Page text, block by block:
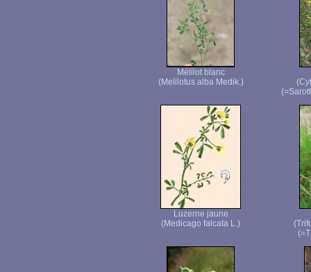
Mélilot blanc
(Melilotus alba Medik.)
Luzerne jaune
(Medicago falcata L.)